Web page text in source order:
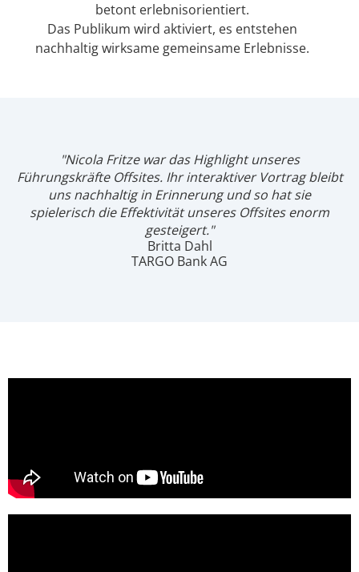
betont erlebnisorientiert.
Das Publikum wird aktiviert, es entstehen
nachhaltig wirksame gemeinsame Erlebnisse.
"Nicola Fritze war das Highlight unseres
Führungskräfte Offsites. Ihr interaktiver Vortrag bleibt
uns nachhaltig in Erinnerung und so hat sie
spielerisch die Effektivität unseres Offsites enorm
gesteigert."
Britta Dahl
TARGO Bank AG